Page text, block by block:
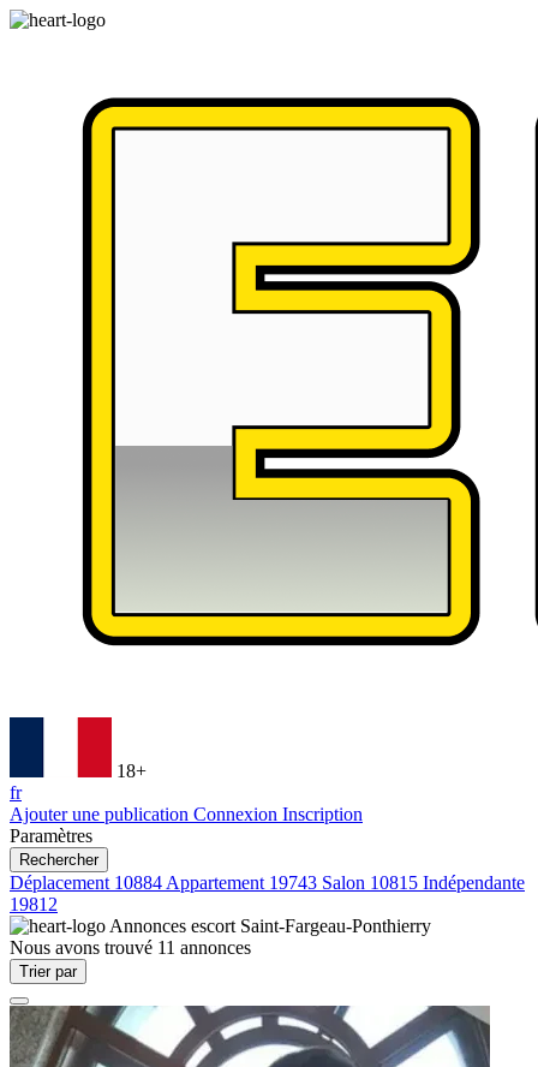
18+
fr
Ajouter une publication Connexion Inscription
Paramètres
Rechercher
Déplacement 10884 Appartement 19743 Salon 10815 Indépendante
19812
Annonces escort Saint-Fargeau-Ponthierry
Nous avons trouvé 11 annonces
Trier par